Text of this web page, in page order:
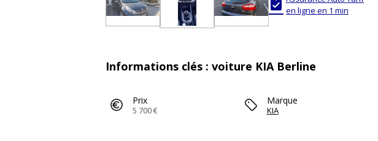
 en ligne en 1 min
Informations clés : voiture KIA Berline
Prix
5 700 €
Marque
KIA